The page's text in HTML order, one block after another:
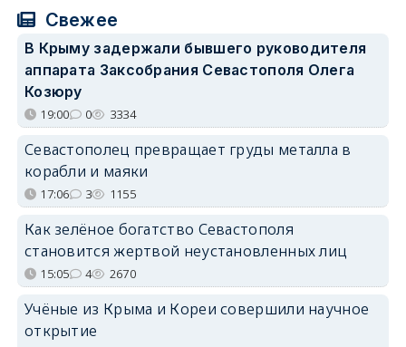
Свежее
В Крыму задержали бывшего руководителя
аппарата Заксобрания Севастополя Олега
Козюру
19:00 0 3334
Севастополец превращает груды металла в
корабли и маяки
17:06 3 1155
Как зелёное богатство Севастополя
становится жертвой неустановленных лиц
15:05 4 2670
Учёные из Крыма и Кореи совершили научное
открытие